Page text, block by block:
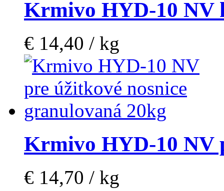
Krmivo HYD-10 NV
€ 14,40 / kg
Krmivo HYD-10 NV
€ 14,70 / kg